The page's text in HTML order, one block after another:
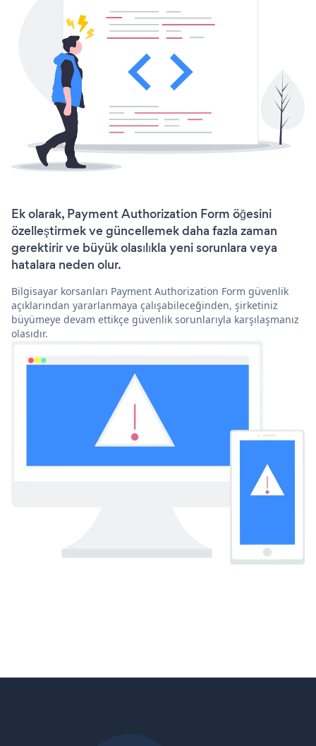
Ek olarak, Payment Authorization Form öğesini
özelleştirmek ve güncellemek daha fazla zaman
gerektirir ve büyük olasılıkla yeni sorunlara veya
hatalara neden olur.
Bilgisayar korsanları Payment Authorization Form güvenlik
açıklarından yararlanmaya çalışabileceğinden, şirketiniz
büyümeye devam ettikçe güvenlik sorunlarıyla karşılaşmanız
olasıdır.